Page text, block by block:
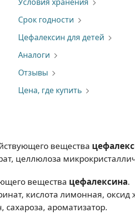
Срок годности
Цефалексин для детей
Аналоги
Отзывы
Цена, где купить
вещества
целлюлоза
вещества цефалексина.
кислота лимонная, оксид
сахароза, ароматизатор.